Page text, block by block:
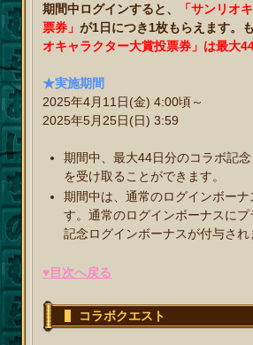
期間中ログインすると、
「サンリオ
票券」が1日につき1枚もらえます。
オキャラクター大賞投票券」は最大
★実施期間
2025年4月11日(金) 4:00頃～
2025年5月25日(日) 3:59
期間中、最大44日分のコラボ記
を受け取ることができます。
期間中は、通常のログインボーナ
す。通常のログインボーナスに
記念ログインボーナスが付与され
♥目次へ戻る
コラボクエスト